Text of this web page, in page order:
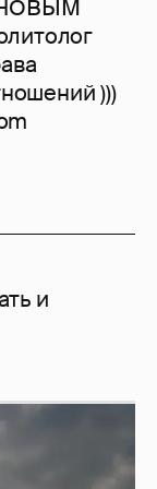
НОВЫМ
)))
и